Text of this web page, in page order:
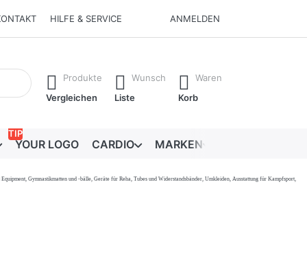
HILFE & SERVICE ANMELDEN
Drücken Sie die Eingabetaste, um alle Ergebnisse
Produkte
Vergleichen
Wunsch
Liste
Waren
Korb
YOUR LOGO
TIP
CARDIO MARKEN
Gymnastikmatten und -bälle, Geräte für Reha, Tubes und Widerstandsbänder, Umkleiden, Ausstattung für Kampfsport,